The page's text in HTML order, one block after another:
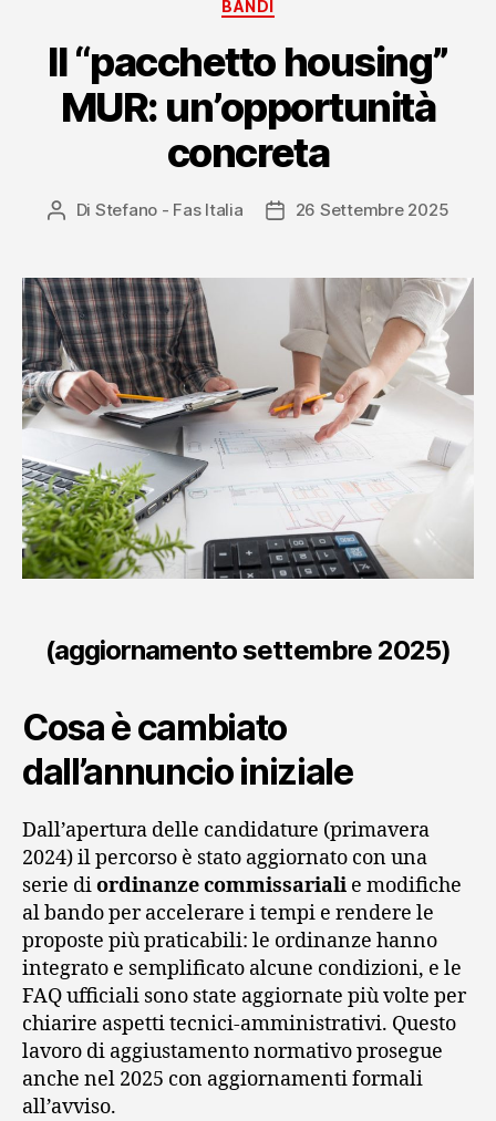
BANDI
Il “pacchetto housing”
MUR: un’opportunità
concreta
Autore
Di Stefano - Fas Italia
Data26 Settembre 2025
(aggiornamento settembre 2025)
Cosa è cambiato
dall’annuncio iniziale
Dall’apertura delle candidature (primavera
2024) il percorso è stato aggiornato con una
serie diordinanze commissariali e modifiche
al bando per accelerare i tempi e rendere le
proposte più praticabili: le ordinanze hanno
integrato e semplificato alcune condizioni, e le
FAQ ufficiali sono state aggiornate più volte per
chiarire aspetti tecnici-amministrativi. Questo
lavoro di aggiustamento normativo prosegue
anche nel 2025 con aggiornamenti formali
all’avviso.